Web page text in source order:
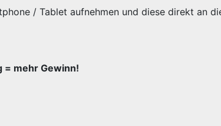
/ Tablet aufnehmen und diese direkt an
= mehr Gewinn!